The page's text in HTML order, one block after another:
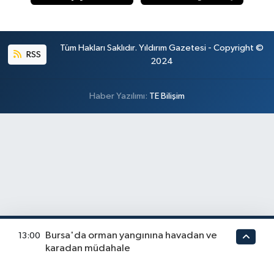
RSS
Tüm Hakları Saklıdır. Yıldırım Gazetesi - Copyright ©
2024
Haber Yazılımı: TE Bilişim
13:00
Bursa'da orman yangınına havadan ve
karadan müdahale